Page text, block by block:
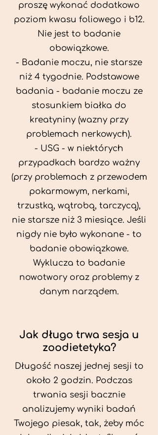
proszę wykonać dodatkowo
poziom kwasu foliowego i b12.
Nie jest to badanie
obowiązkowe.
- Badanie moczu, nie starsze
niż 4 tygodnie. Podstawowe
badania - badanie moczu ze
stosunkiem białka do
kreatyniny (wazny przy
problemach nerkowych).
- USG - w niektórych
przypadkach bardzo ważny
(przy problemach z przewodem
pokarmowym, nerkami,
trzustką, wątrobą, tarczycą),
nie starsze niż 3 miesiące. Jeśli
nigdy nie było wykonane - to
badanie obowiązkowe.
Wyklucza to badanie
nowotwory oraz problemy z
danym narządem.
Jak długo trwa sesja u
zoodietetyka?
Długość naszej jednej sesji to
około 2 godzin. Podczas
trwania sesji bacznie
analizujemy wyniki badań
Twojego piesak, tak, żeby móc